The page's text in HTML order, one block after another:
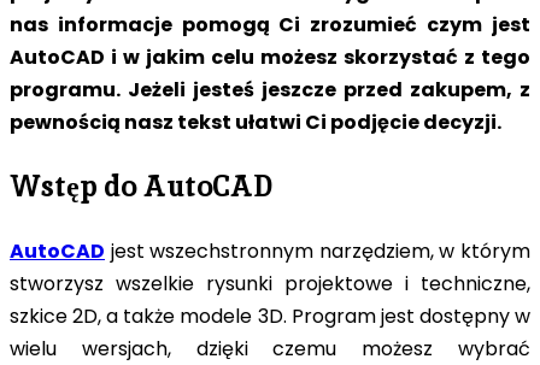
nas informacje pomogą Ci zrozumieć czym jest
AutoCAD i w jakim celu możesz skorzystać z tego
programu. Jeżeli jesteś jeszcze przed zakupem, z
pewnością nasz tekst ułatwi Ci podjęcie decyzji.
Wstęp do AutoCAD
AutoCAD jest wszechstronnym narzędziem, w którym
stworzysz wszelkie rysunki projektowe i techniczne,
szkice 2D, a także modele 3D. Program jest dostępny w
wielu wersjach, dzięki czemu możesz wybrać